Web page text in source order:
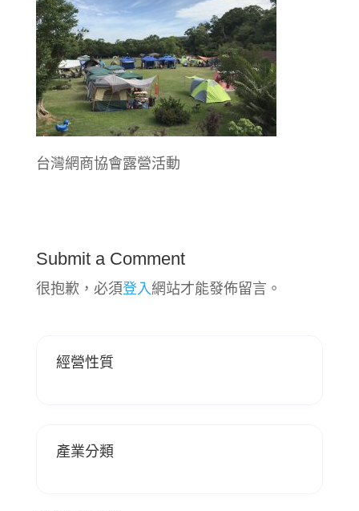
台灣網商協會露營活動
Submit a Comment
很抱歉，必須登入 網站才能發佈留言。
經營性質
產業分類